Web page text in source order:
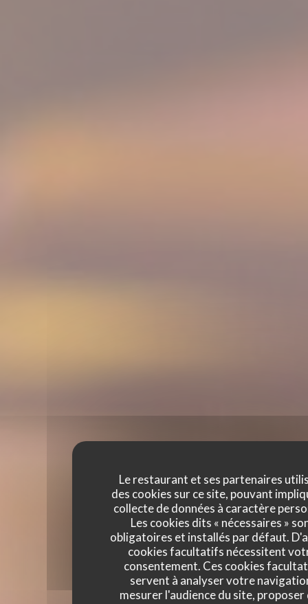
Le restaurant et ses partenaires
des cookies sur ce site, pouvant
collecte de données à caractère
Les cookies dits « nécessaires »
obligatoires et installés par défaut.
cookies facultatifs nécessitent
consentement. Ces cookies
servent à analyser votre
mesurer l'audience du site, proposer